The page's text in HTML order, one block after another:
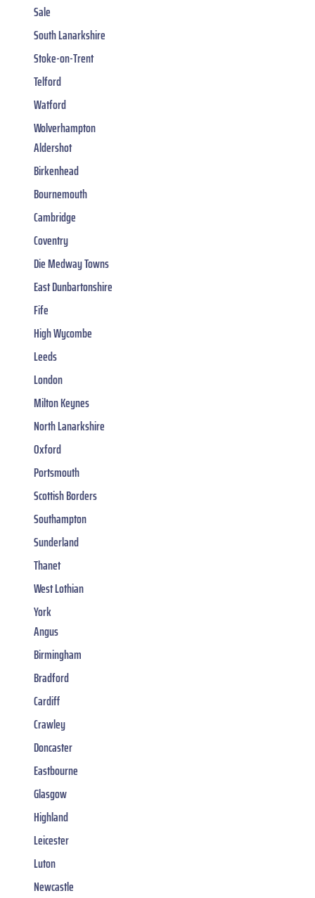
Sale
South Lanarkshire
Stoke-on-Trent
Telford
Watford
Wolverhampton
Aldershot
Birkenhead
Bournemouth
Cambridge
Coventry
Die Medway Towns
East Dunbartonshire
Fife
High Wycombe
Leeds
London
Milton Keynes
North Lanarkshire
Oxford
Portsmouth
Scottish Borders
Southampton
Sunderland
Thanet
West Lothian
York
Angus
Birmingham
Bradford
Cardiff
Crawley
Doncaster
Eastbourne
Glasgow
Highland
Leicester
Luton
Newcastle